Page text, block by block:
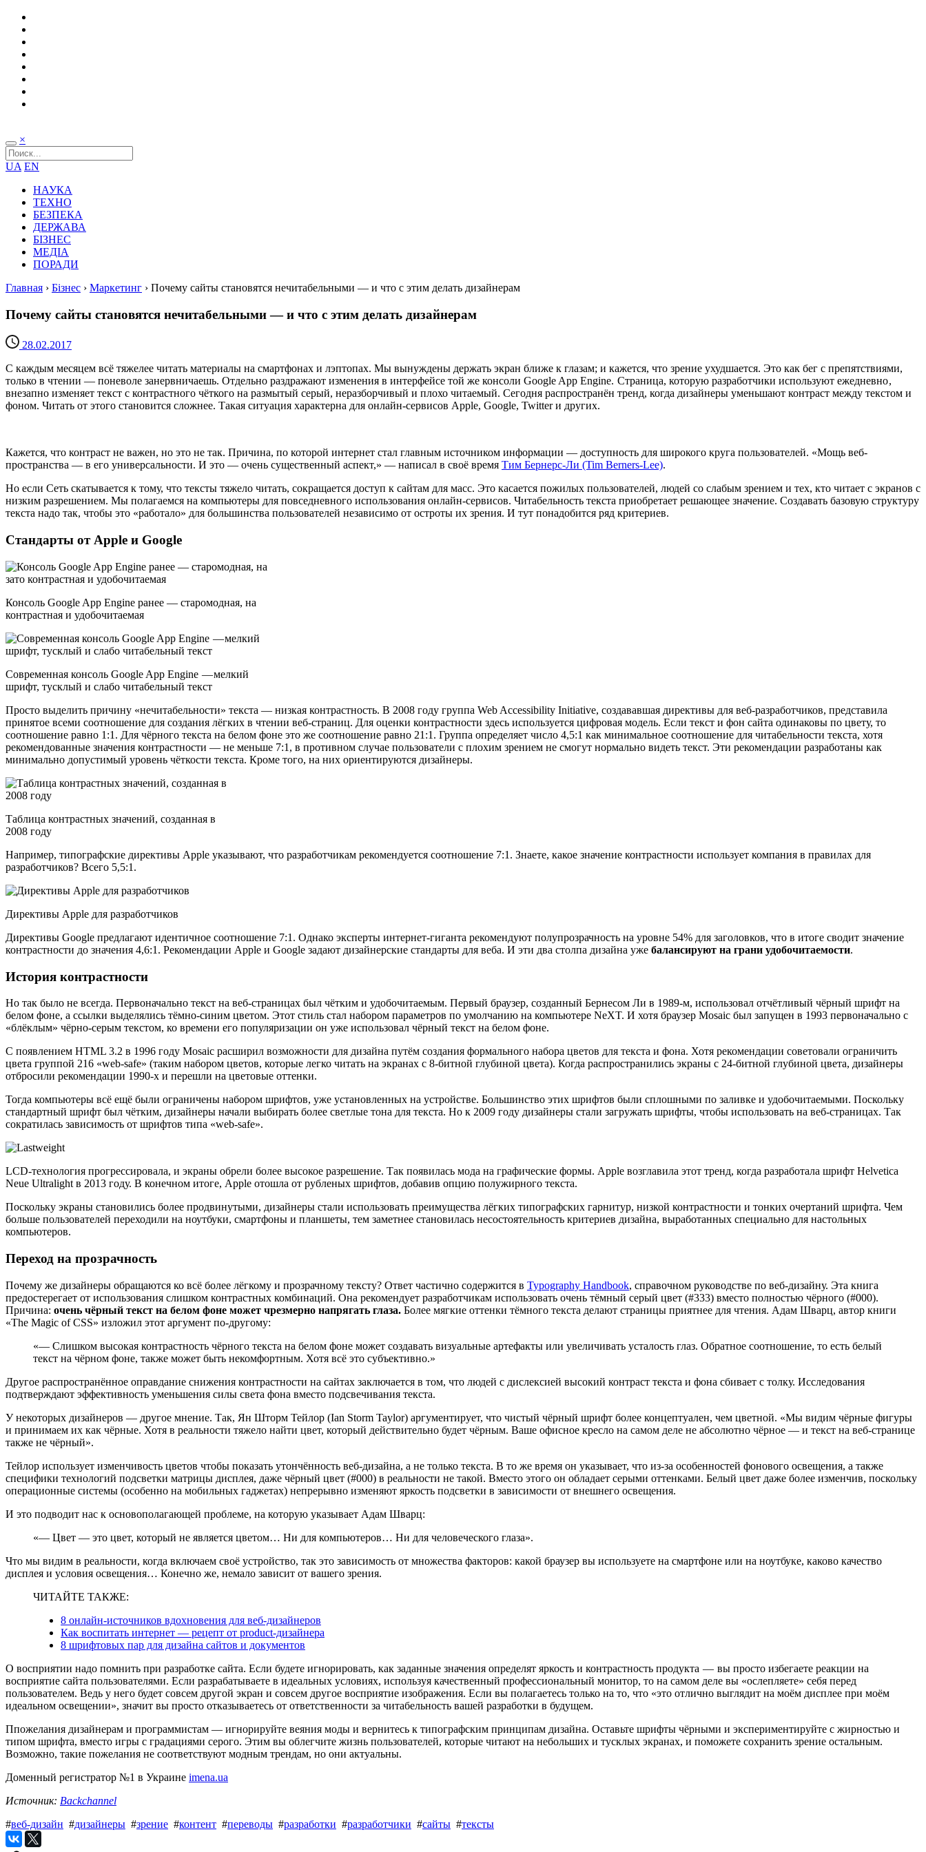
×
UA EN
НАУКА
ТЕХНО
БЕЗПЕКА
ДЕРЖАВА
БІЗНЕС
МЕДІА
ПОРАДИ
Главная › Бізнес › Маркетинг › Почему сайты становятся нечитабельными — и что с этим делать дизайнерам
Почему сайты становятся нечитабельными — и что с этим делать дизайнерам
28.02.2017
С каждым месяцем всё тяжелее читать материалы на смартфонах и лэптопах. Мы вынуждены держать экран ближе к глазам; и кажется, что зрение ухудшается. Это как бег с препятствиями,
только в чтении — поневоле занервничаешь. Отдельно раздражают изменения в интерфейсе той же консоли Google App Engine. Страница, которую разработчики используют ежедневно ,
внезапно изменяет текст с контрастного чёткого на размытый серый, неразборчивый и плохо читаемый. Сегодня распространён тренд, когда дизайнеры уменьшают контраст между текстом и
фоном. Читать от этого становится сложнее. Такая ситуация характерна для онлайн-сервисов Apple, Google, Twitter и других.
Кажется, что контраст не важен, но это не так. Причина, по которой интернет стал главным источником информации — доступность для широкого круга пользователей. «Мощь веб-
пространства — в его универсальности. И это — очень существенный аспект,» — написал в своё время Тим Бернерс-Ли (Tim Berners-Lee).
Но если Сеть скатывается к тому, что тексты тяжело читать, сокращается доступ к сайтам для масс. Это касается пожилых пользователей, людей со слабым зрением и тех, кто читает с экранов с
низким разрешением. Мы полагаемся на компьютеры для повседневного использования онлайн-сервисов. Читабельность текста приобретает решающее значение. Создавать базовую структуру
текста надо так, чтобы это «работало» для большинства пользователей независимо от остроты их зрения. И тут понадобится ряд критериев.
Стандарты от Apple и Google
Консоль Google App Engine ранее — старомодная, на
контрастная и удобочитаемая
Современная консоль Google App Engine — мелкий
шрифт, тусклый и слабо читабельный текст
Просто выделить причину «нечитабельности» текста — низкая контрастность. В 2008 году группа Web Accessibility Initiative, создававшая директивы для веб-разработчиков, представила
принятое всеми соотношение для создания лёгких в чтении веб-страниц. Для оценки контрастности здесь используется цифровая модель. Если текст и фон сайта одинаковы по цвету, то
соотношение равно 1:1. Для чёрного текста на белом фоне это же соотношение равно 21:1. Группа определяет число 4,5:1 как минимальное соотношение для читабельности текста, хотя
рекомендованные значения контрастности — не меньше 7:1, в противном случае пользователи с плохим зрением не смогут нормально видеть текст. Эти рекомендации разработаны как
минимально допустимый уровень чёткости текста. Кроме того, на них ориентируются дизайнеры.
Таблица контрастных значений, созданная в
2008 году
Например, типографские директивы Apple указывают, что разработчикам рекомендуется соотношение 7:1. Знаете, какое значение контрастности использует компания в правилах для
разработчиков? Всего 5,5:1.
Директивы Apple для разработчиков
Директивы Google предлагают идентичное соотношение 7:1. Однако эксперты интернет-гиганта рекомендуют полупрозрачность на уровне 54% для заголовков, что в итоге сводит значение
контрастности до значения 4,6:1. Рекомендации Apple и Google задают дизайнерские стандарты для веба. И эти два столпа дизайна уже балансируют на грани удобочитаемости.
История контрастности
Но так было не всегда. Первоначально текст на веб-страницах был чётким и удобочитаемым. Первый браузер, созданный Бернесом Ли в 1989-м, использовал отчётливый чёрный шрифт на
белом фоне, а ссылки выделялись тёмно-синим цветом. Этот стиль стал набором параметров по умолчанию на компьютере NeXT. И хотя браузер Mosaic был запущен в 1993 первоначально с
«блёклым» чёрно-серым текстом, ко времени его популяризации он уже использовал чёрный текст на белом фоне.
С появлением HTML 3.2 в 1996 году Mosaic расширил возможности для дизайна путём создания формального набора цветов для текста и фона. Хотя рекомендации советовали ограничить
цвета группой 216 «web-safe» (таким набором цветов, которые легко читать на экранах с 8-битной глубиной цвета). Когда распространились экраны с 24-битной глубиной цвета, дизайнеры
отбросили рекомендации 1990-х и перешли на цветовые оттенки.
Тогда компьютеры всё ещё были ограничены набором шрифтов, уже установленных на устройстве. Большинство этих шрифтов были сплошными по заливке и удобочитаемыми. Поскольку
стандартный шрифт был чётким, дизайнеры начали выбирать более светлые тона для текста. Но к 2009 году дизайнеры стали загружать шрифты, чтобы использовать на веб-страницах. Так
сократилась зависимость от шрифтов типа «web-safe».
LCD-технология прогрессировала, и экраны обрели более высокое разрешение. Так появилась мода на графические формы. Apple возглавила этот тренд, когда разработала шрифт Helvetica
Neue Ultralight в 2013 году. В конечном итоге, Apple отошла от рубленых шрифтов, добавив опцию полужирного текста.
Поскольку экраны становились более продвинутыми, дизайнеры стали использовать преимущества лёгких типографских гарнитур, низкой контрастности и тонких очертаний шрифта. Чем
больше пользователей переходили на ноутбуки, смартфоны и планшеты, тем заметнее становилась несостоятельность критериев дизайна, выработанных специально для настольных
компьютеров.
Переход на прозрачность
Почему же дизайнеры обращаются ко всё более лёгкому и прозрачному тексту? Ответ частично содержится в Typography Handbook, справочном руководстве по веб-дизайну. Эта книга
предостерегает от использования слишком контрастных комбинаций. Она рекомендует разработчикам использовать очень тёмный серый цвет (#333) вместо полностью чёрного (#000).
Причина: очень чёрный текст на белом фоне может чрезмерно напрягать глаза. Более мягкие оттенки тёмного текста делают страницы приятнее для чтения. Адам Шварц, автор книги
«The Magic of CSS» изложил этот аргумент по-другому:
«— Слишком высокая контрастность чёрного текста на белом фоне может создавать визуальные артефакты или увеличивать усталость глаз. Обратное соотношение, то есть белый
текст на чёрном фоне, также может быть некомфортным. Хотя всё это субъективно.»
Другое распространённое оправдание снижения контрастности на сайтах заключается в том, что людей с дислексией высокий контраст текста и фона сбивает с толку. Исследования
подтверждают эффективность уменьшения силы света фона вместо подсвечивания текста.
У некоторых дизайнеров — другое мнение. Так, Ян Шторм Тейлор (Ian Storm Taylor) аргументирует, что чистый чёрный шрифт более концептуален, чем цветной. «Мы видим чёрные фигуры
и принимаем их как чёрные. Хотя в реальности тяжело найти цвет, который действительно будет чёрным. Ваше офисное кресло на самом деле не абсолютно чёрное — и текст на веб-странице
также не чёрный».
Тейлор использует изменчивость цветов чтобы показать утончённость веб-дизайна, а не только текста. В то же время он указывает, что из-за особенностей фонового освещения, а также
специфики технологий подсветки матрицы дисплея, даже чёрный цвет (#000) в реальности не такой. Вместо этого он обладает серыми оттенками. Белый цвет даже более изменчив, поскольку
операционные системы (особенно на мобильных гаджетах) непрерывно изменяют яркость подсветки в зависимости от внешнего освещения.
И это подводит нас к основополагающей проблеме, на которую указывает Адам Шварц:
«— Цвет — это цвет, который не является цветом… Ни для компьютеров… Ни для человеческого глаза».
Что мы видим в реальности, когда включаем своё устройство, так это зависимость от множества факторов: какой браузер вы используете на смартфоне или на ноутбуке, каково качество
дисплея и условия освещения… Конечно же, немало зависит от вашего зрения.
ЧИТАЙТЕ ТАКЖЕ:
8 онлайн-источников вдохновения для веб-дизайнеров
Как воспитать интернет — рецепт от product-дизайнера
8 шрифтовых пар для дизайна сайтов и документов
О восприятии надо помнить при разработке сайта. Если будете игнорировать, как заданные значения определят яркость и контрастность продукта — вы просто избегаете реакции на
восприятие сайта пользователями. Если разрабатываете в идеальных условиях, используя качественный профессиональный монитор, то на самом деле вы «ослепляете» себя перед
пользователем. Ведь у него будет совсем другой экран и совсем другое восприятие изображения. Если вы полагаетесь только на то, что «это отлично выглядит на моём дисплее при моём
идеальном освещении», значит вы просто отказываетесь от ответственности за читабельность вашей разработки в будущем.
Ппожелания дизайнерам и программистам — игнорируйте веяния моды и вернитесь к типографским принципам дизайна. Оставьте шрифты чёрными и экспериментируйте с жирностью и
типом шрифта, вместо игры с градациями серого. Этим вы облегчите жизнь пользователей, которые читают на небольших и тусклых экранах, и поможете сохранить зрение остальным.
Возможно, такие пожелания не соответствуют модным трендам, но они актуальны.
Доменный регистратор №1 в Украине imena.ua
Источник: Backchannel
#веб-дизайн #дизайнеры #зрение #контент #переводы #разработки #разработчики #сайты #тексты